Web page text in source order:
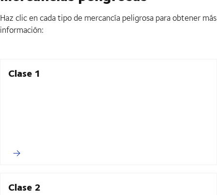
Haz clic en cada tipo de mercancía peligrosa para obtener más
información:
Clase 1
Clase 2